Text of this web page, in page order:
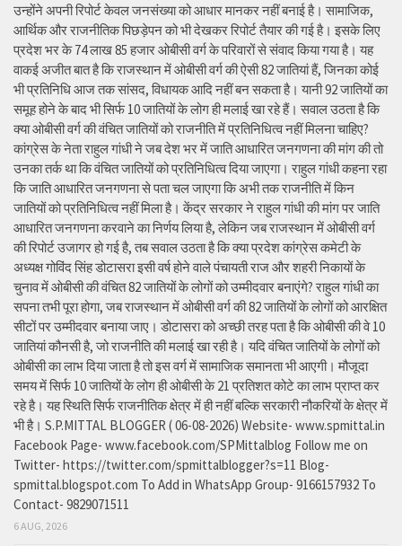
उन्होंने अपनी रिपोर्ट केवल जनसंख्या को आधार मानकर नहीं बनाई है। सामाजिक,
आर्थिक और राजनीतिक पिछड़ेपन को भी देखकर रिपोर्ट तैयार की गई है। इसके लिए
प्रदेश भर के 74 लाख 85 हजार ओबीसी वर्ग के परिवारों से संवाद किया गया है। यह
वाकई अजीत बात है कि राजस्थान में ओबीसी वर्ग की ऐसी 82 जातियां हैं, जिनका कोई
भी प्रतिनिधि आज तक सांसद, विधायक आदि नहीं बन सकता है। यानी 92 जातियों का
समूह होने के बाद भी सिर्फ 10 जातियों के लोग ही मलाई खा रहे हैं। सवाल उठता है कि
क्या ओबीसी वर्ग की वंचित जातियों को राजनीति में प्रतिनिधित्व नहीं मिलना चाहिए?
कांग्रेस के नेता राहुल गांधी ने जब देश भर में जाति आधारित जनगणना की मांग की तो
उनका तर्क था कि वंचित जातियों को प्रतिनिधित्व दिया जाएगा। राहुल गांधी कहना रहा
कि जाति आधारित जनगणना से पता चल जाएगा कि अभी तक राजनीति में किन
जातियों को प्रतिनिधित्व नहीं मिला है। केंद्र सरकार ने राहुल गांधी की मांग पर जाति
आधारित जनगणना करवाने का निर्णय लिया है, लेकिन जब राजस्थान में ओबीसी वर्ग
की रिपोर्ट उजागर हो गई है, तब सवाल उठता है कि क्या प्रदेश कांग्रेस कमेटी के
अध्यक्ष गोविंद सिंह डोटासरा इसी वर्ष होने वाले पंचायती राज और शहरी निकायों के
चुनाव में ओबीसी की वंचित 82 जातियों के लोगों को उम्मीदवार बनाएंगे? राहुल गांधी का
सपना तभी पूरा होगा, जब राजस्थान में ओबीसी वर्ग की 82 जातियों के लोगों को आरक्षित
सीटों पर उम्मीदवार बनाया जाए। डोटासरा को अच्छी तरह पता है कि ओबीसी की वे 10
जातियां कौनसी है, जो राजनीति की मलाई खा रही है। यदि वंचित जातियों के लोगों को
ओबीसी का लाभ दिया जाता है तो इस वर्ग में सामाजिक समानता भी आएगी। मौजूदा
समय में सिर्फ 10 जातियों के लोग ही ओबीसी के 21 प्रतिशत कोटे का लाभ प्राप्त कर
रहे है। यह स्थिति सिर्फ राजनीतिक क्षेत्र में ही नहीं बल्कि सरकारी नौकरियों के क्षेत्र में
भी है। S.P.MITTAL BLOGGER ( 06-08-2026) Website- www.spmittal.in
Facebook Page- www.facebook.com/SPMittalblog Follow me on
Twitter- https://twitter.com/spmittalblogger?s=11 Blog-
spmittal.blogspot.com To Add in WhatsApp Group- 9166157932 To
Contact- 9829071511
6 AUG, 2026